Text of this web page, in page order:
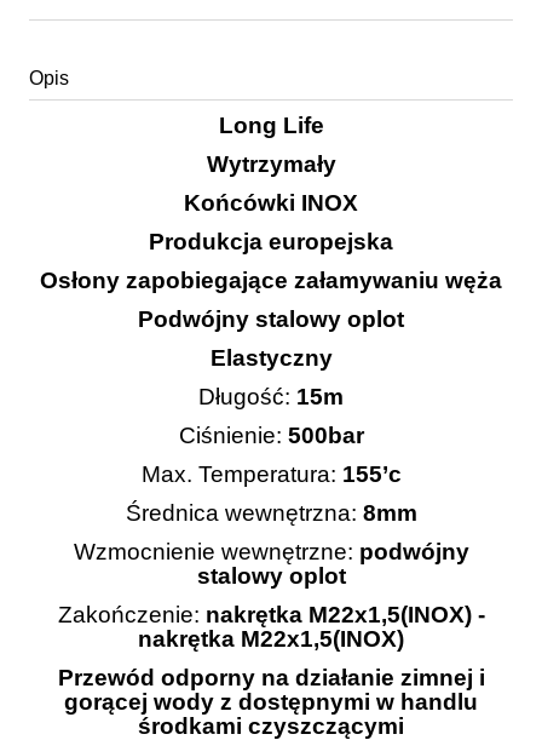
Opis
Long Life
Wytrzymały
Końcówki INOX
Produkcja europejska
Osłony zapobiegające załamywaniu węża
Podwójny stalowy oplot
Elastyczny
Długość: 15m
Ciśnienie: 500bar
Max. Temperatura: 155’c
Średnica wewnętrzna: 8mm
Wzmocnienie wewnętrzne: podwójny
stalowy oplot
Zakończenie: nakrętka M22x1,5(INOX) -
nakrętka M22x1,5(INOX)
Przewód odporny na działanie zimnej i
gorącej wody z dostępnymi w handlu
środkami czyszczącymi